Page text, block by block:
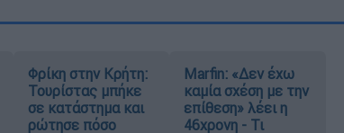
Φρίκη στην Κρήτη:
Τουρίστας μπήκε
σε κατάστημα και
ρώτησε πόσο
Marfin: «Δεν έχω
καμία σχέση με την
επίθεση» λέει η
46χρονη - Τι